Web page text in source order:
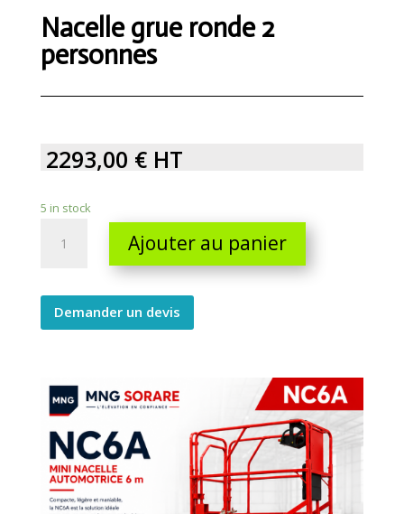
Nacelle grue ronde 2
personnes
2293,00 € HT
5 in stock
grue
personnes
quantity
Ajouter au panier
Demander un devis